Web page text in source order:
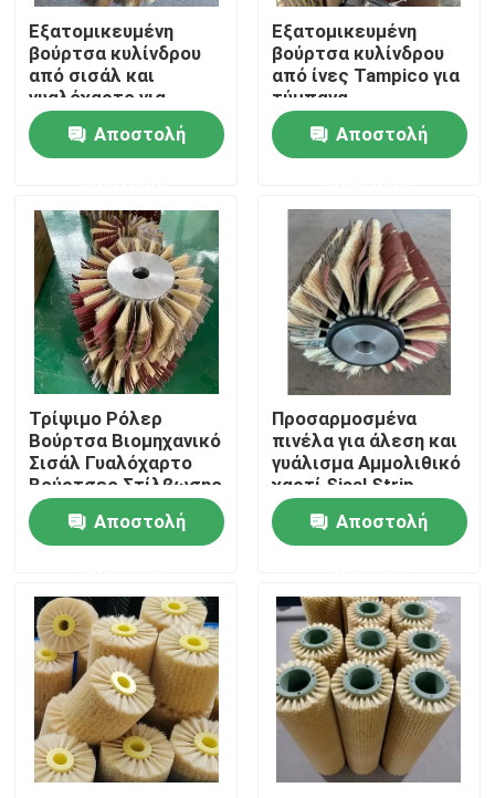
Αρχική Σελίδα
Προϊόντα
Σχετικά με εμάς
Γύρος εργοστασίων
Ποιοτικός έλεγχος
επαφή
Βιομηχανική λωρίδα βούρτσας
Βιομηχανικές κυλινδρικές βούρτσες
Βιομηχανικές βούρτσες κυλίνδρων
Εξατομικευμένη
βούρτσα κυλίνδρου
από σισάλ και
γυαλόχαρτο για
ξυλουργική και
στίλβωση μετάλλων
Αποστολή
Εξατομικευμένη
βούρτσα κυλίνδρου
από ίνες Tampico για
τύμπανα
γυαλόχαρτου
Αποστολή
Τρίψιμο Ρόλερ
Βούρτσα Βιομηχανικό
Σισάλ Γυαλόχαρτο
Βούρτσες Στίλβωσης
Ξύλου
Αποστολή
Προσαρμοσμένα
πινέλα για άλεση και
γυάλισμα Αμμολιθικό
χαρτί Sisal Strip
Brush γυάλισμα
κυλίνδρων για το
πινέλο
Αποστολή